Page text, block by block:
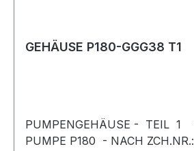
GEHÄUSE P180-GGG38 T1
PUMPENGEHÄUSE - TEIL 1
PUMPE P180 - NACH